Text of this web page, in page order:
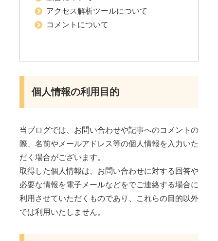
アクセス解析ツールについて
コメントについて
個人情報の利用目的
当ブログでは、お問い合わせや記事へのコメントの
際、名前やメールアドレス等の個人情報を入力いた
だく場合がございます。
取得した個人情報は、お問い合わせに対する回答や
必要な情報を電子メールなどをでご連絡する場合に
利用させていただくものであり、これらの目的以外
では利用いたしません。